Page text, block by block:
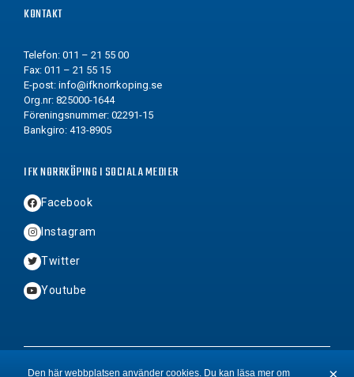
KONTAKT
Telefon: 011 – 21 55 00
Fax: 011 – 21 55 15
E-post: info@ifknorrkoping.se
Org.nr: 825000-1644
Föreningsnummer: 02291-15
Bankgiro: 413-8905
IFK NORRKÖPING I SOCIALA MEDIER
Facebook
Instagram
Twitter
Youtube
2026 © Copyright IFK Norrköping FK
Den här webbplatsen använder cookies. Du kan läsa mer om